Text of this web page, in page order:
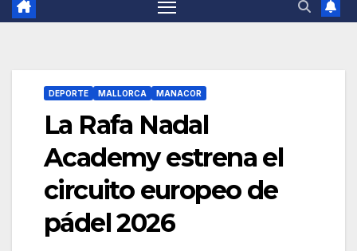
DEPORTE MALLORCA MANACOR
La Rafa Nadal
Academy estrena el
circuito europeo de
pádel 2026